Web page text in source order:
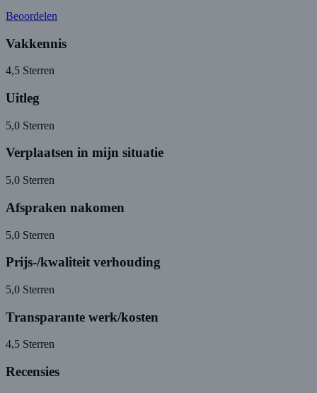
Beoordelen
Vakkennis
4,5 Sterren
Uitleg
5,0 Sterren
Verplaatsen in mijn situatie
5,0 Sterren
Afspraken nakomen
5,0 Sterren
Prijs-/kwaliteit verhouding
5,0 Sterren
Transparante werk/kosten
4,5 Sterren
Recensies